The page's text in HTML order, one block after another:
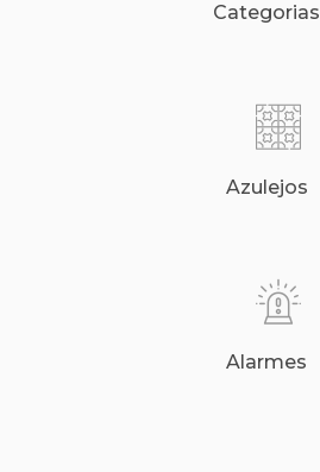
Categorias
Azulejos
Alarmes